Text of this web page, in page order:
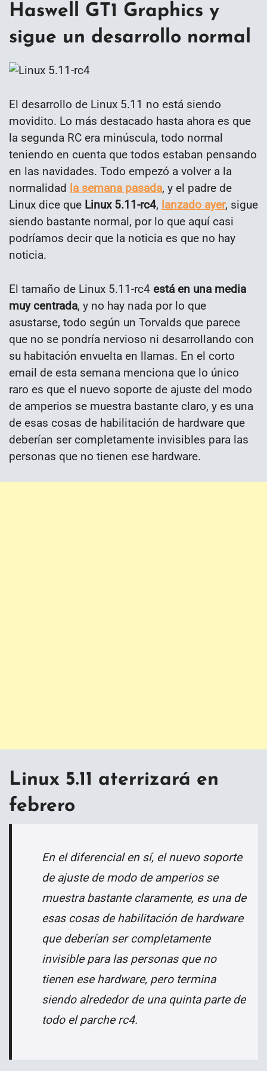
Haswell GT1 Graphics y
sigue un desarrollo normal
El desarrollo de Linux 5.11 no está siendo
movidito. Lo más destacado hasta ahora es que
la segunda RC era minúscula, todo normal
teniendo en cuenta que todos estaban pensando
en las navidades. Todo empezó a volver a la
normalidad la semana pasada, y el padre de
Linux dice que Linux 5.11-rc4, lanzado ayer, sigue
siendo bastante normal, por lo que aquí casi
podríamos decir que la noticia es que no hay
noticia.
El tamaño de Linux 5.11-rc4 está en una media
muy centrada, y no hay nada por lo que
asustarse, todo según un Torvalds que parece
que no se pondría nervioso ni desarrollando con
su habitación envuelta en llamas. En el corto
email de esta semana menciona que lo único
raro es que el nuevo soporte de ajuste del modo
de amperios se muestra bastante claro, y es una
de esas cosas de habilitación de hardware que
deberían ser completamente invisibles para las
personas que no tienen ese hardware.
Linux 5.11 aterrizará en
febrero
En el diferencial en sí, el nuevo soporte
de ajuste de modo de amperios se
muestra bastante claramente, es una de
esas cosas de habilitación de hardware
que deberían ser completamente
invisible para las personas que no
tienen ese hardware, pero termina
siendo alrededor de una quinta parte de
todo el parche rc4.